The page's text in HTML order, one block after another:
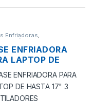
Enfriadoras,
ENFRIADORA
LAPTOP DE
17″ 3